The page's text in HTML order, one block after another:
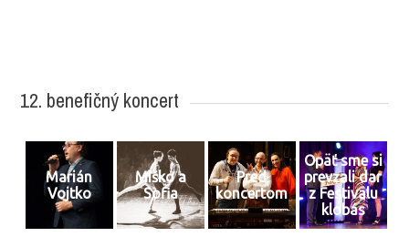
12. benefičný koncert
Marián
Vojtko
Miško a
Sofia
Pred
koncertom
Opäť sme si
prevzali dar
z Festivalu
klobás